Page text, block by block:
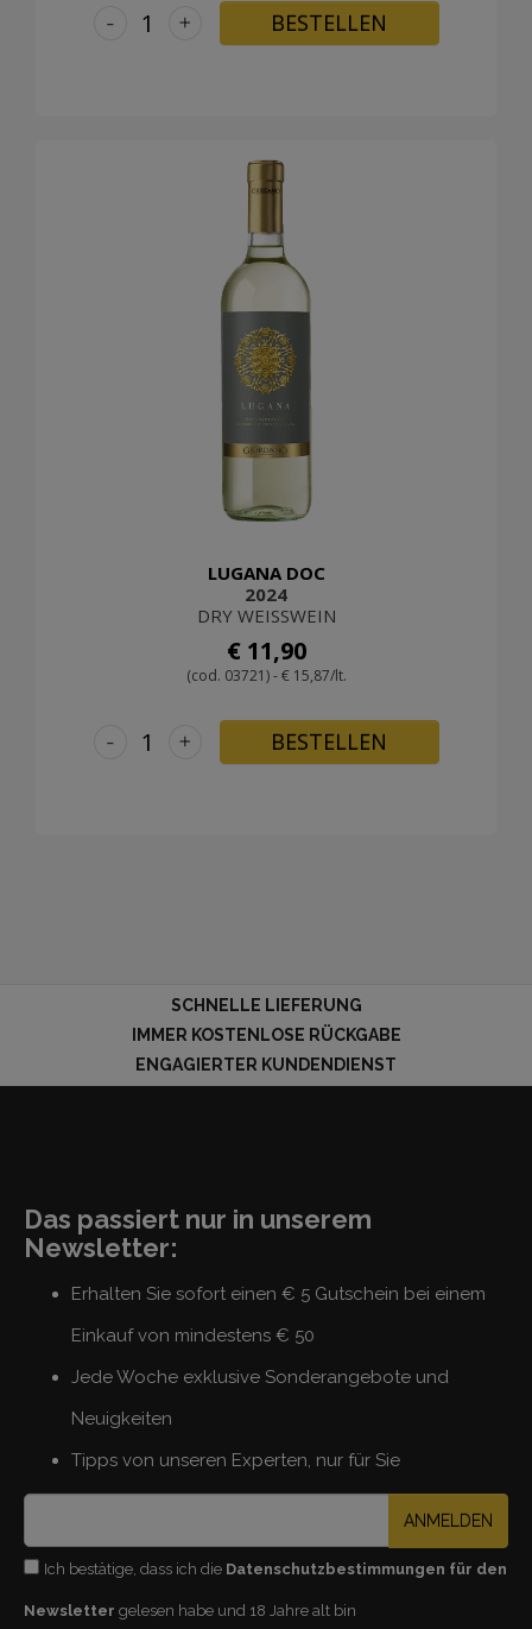
+
- BESTELLEN
LUGANA DOC
2024
DRY WEISSWEIN
€ 11,90
(cod. 03721) - € 15,87/lt.
+
- BESTELLEN
SCHNELLE LIEFERUNG
IMMER KOSTENLOSE RÜCKGABE
ENGAGIERTER KUNDENDIENST
Das passiert nur in unserem
Newsletter:
Erhalten Sie sofort einen € 5 Gutschein bei einem
Einkauf von mindestens € 50
Jede Woche exklusive Sonderangebote und
Neuigkeiten
Tipps von unseren Experten, nur für Sie
ANMELDEN
Ich bestätige, dass ich die Datenschutzbestimmungen für den
Newsletter gelesen habe und 18 Jahre alt bin